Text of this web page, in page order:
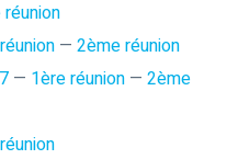
— 2ème réunion
— 1ère réunion — 2ème